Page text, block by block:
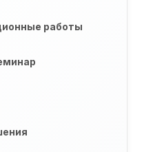
работы